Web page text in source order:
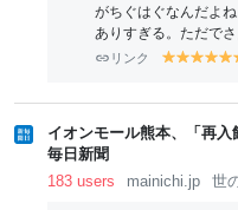
がちぐはぐなんだよ
ありすぎる。ただで
リンク
y
lo
w
y
lo
y
lo
w
y
lo
w
lo
w
イオンモール熊本、「再
毎日新聞
183 users
mainichi.jp 世